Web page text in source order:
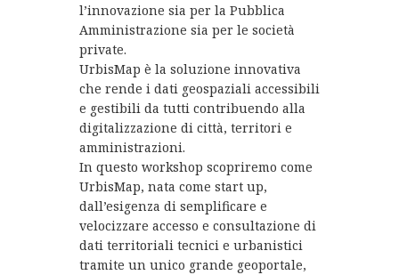
l’innovazione sia per la Pubblica
Amministrazione sia per le società
private.
UrbisMap è la soluzione innovativa
che rende i dati geospaziali accessibili
e gestibili da tutti contribuendo alla
digitalizzazione di città, territori e
amministrazioni.
In questo workshop scopriremo come
UrbisMap, nata come start up,
dall’esigenza di semplificare e
velocizzare accesso e consultazione di
dati territoriali tecnici e urbanistici
tramite un unico grande geoportale,